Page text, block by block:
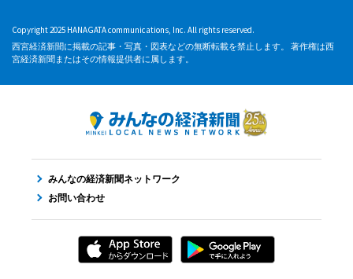
Copyright 2025 HANAGATA communications, Inc. All rights reserved.
西宮経済新聞に掲載の記事・写真・図表などの無断転載を禁止します。 著作権は西
宮経済新聞またはその情報提供者に属します。
みんなの経済新聞ネットワーク
お問い合わせ